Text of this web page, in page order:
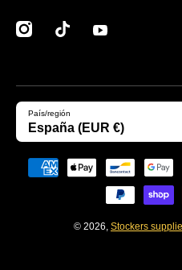
instagramcom/clubstockers/
tiktokcom/youtubecom/
País/región
España (EUR €)
© 2026, Stockers